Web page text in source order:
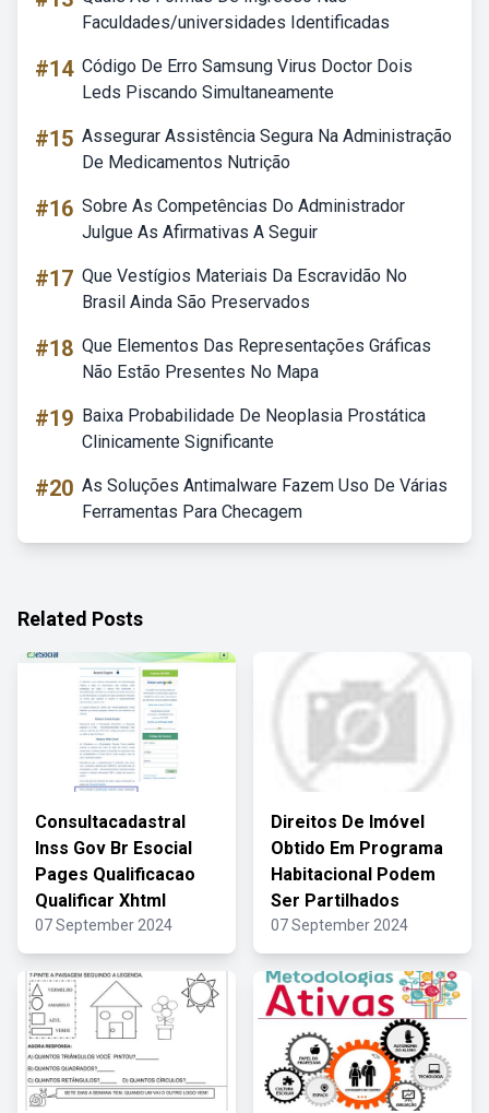
Faculdades/universidades Identificadas
#14 Código De Erro Samsung Virus Doctor Dois
Leds Piscando Simultaneamente
#15 Assegurar Assistência Segura Na Administração
De Medicamentos Nutrição
#16 Sobre As Competências Do Administrador
Julgue As Afirmativas A Seguir
#17 Que Vestígios Materiais Da Escravidão No
Brasil Ainda São Preservados
#18 Que Elementos Das Representações Gráficas
Não Estão Presentes No Mapa
#19 Baixa Probabilidade De Neoplasia Prostática
Clinicamente Significante
#20 As Soluções Antimalware Fazem Uso De Várias
Ferramentas Para Checagem
Related Posts
Consultacadastral
Inss Gov Br Esocial
Pages Qualificacao
Qualificar Xhtml
07 September 2024
Direitos De Imóvel
Obtido Em Programa
Habitacional Podem
Ser Partilhados
07 September 2024